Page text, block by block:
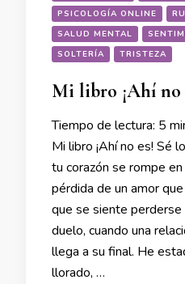
PSICOLOGÍA ONLINE
SALUD MENTAL
SOLTERÍA
TRISTEZA
Mi libro ¡Ahí no
Tiempo de lectura: 5
Mi libro ¡Ahí no es! Sé
tu corazón se rompe
pérdida de un amor
que se siente
duelo, cuando una
llega a su final. He
llorado, …